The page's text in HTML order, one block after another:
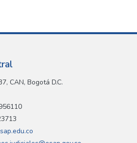
CAN, Bogotá D.C.